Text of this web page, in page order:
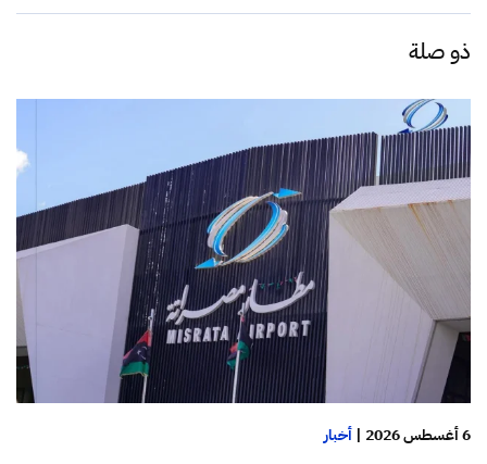
ذو صلة
6 أغسطس 2026 | أخبار